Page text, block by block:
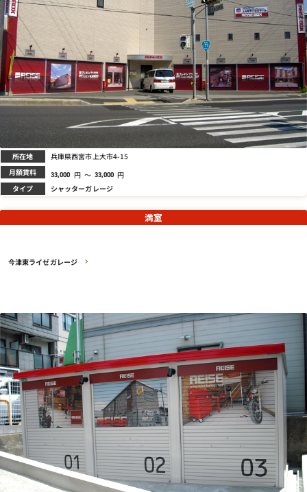
所在地 兵庫県西宮市上大市4-15
月額賃料 33,000 円 ～ 33,000 円
タイプ シャッターガレージ
今津東ライゼガレージ
満室